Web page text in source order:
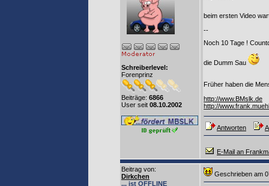
Schreiberlevel:
Forenprinz
Beiträge: 6866
User seit 08.10.2002
beim ersten Video
--
Noch 10 Tage !
die Dumm Sau
Früher haben die
http://www.BMslk.de
http://
Antworten
E-Mail an
Beitrag von:
Dirkchen
... ist OFFLINE
Geschrieben am